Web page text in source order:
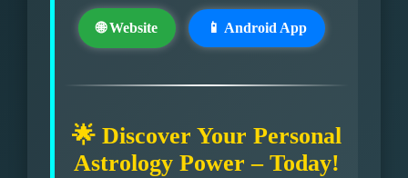
🌐 Website 📱 Android App
🌟 Discover Your Personal
Astrology Power – Today!